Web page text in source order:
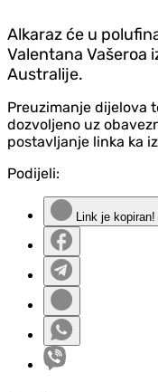
Alkaraz će u
Valentana Vašeroa
Australije.
Preuzimanje dijelova
dozvoljeno uz
postavljanje linka ka
Podijeli:
Link je kopiran!